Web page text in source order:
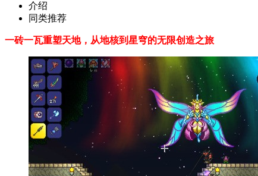
介绍
同类推荐
一砖一瓦重塑天地，从地核到星穹的无限创造之旅